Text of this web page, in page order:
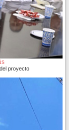
proyecto